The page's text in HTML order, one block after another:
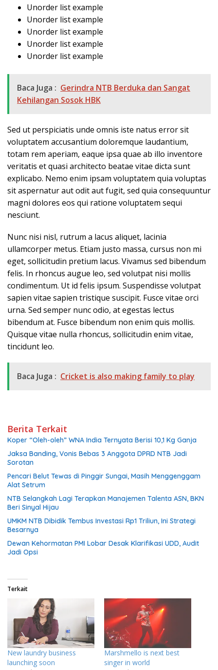
Unorder list example
Unorder list example
Unorder list example
Unorder list example
Unorder list example
Baca Juga : Gerindra NTB Berduka dan Sangat
Kehilangan Sosok HBK
Sed ut perspiciatis unde omnis iste natus error sit
voluptatem accusantium doloremque laudantium,
totam rem aperiam, eaque ipsa quae ab illo inventore
veritatis et quasi architecto beatae vitae dicta sunt
explicabo. Nemo enim ipsam voluptatem quia voluptas
sit aspernatur aut odit aut fugit, sed quia consequuntur
magni dolores eos qui ratione voluptatem sequi
nesciunt.
Nunc nisi nisl, rutrum a lacus aliquet, lacinia
ullamcorper metus. Etiam justo massa, cursus non mi
eget, sollicitudin pretium lacus. Vivamus sed bibendum
felis. In rhoncus augue leo, sed volutpat nisi mollis
condimentum. Ut id felis ipsum. Suspendisse volutpat
sapien vitae sapien tristique suscipit. Fusce vitae orci
urna. Sed semper nunc odio, at egestas lectus
bibendum at. Fusce bibendum non enim quis mollis.
Quisque vitae nulla rhoncus, sollicitudin enim vitae,
tincidunt leo.
Baca Juga : Cricket is also making family to play
Berita Terkait
Koper “Oleh-oleh” WNA India Ternyata Berisi 10,1 Kg Ganja
Jaksa Banding, Vonis Bebas 3 Anggota DPRD NTB Jadi
Sorotan
Pencari Belut Tewas di Pinggir Sungai, Masih Menggenggam
Alat Setrum
NTB Selangkah Lagi Terapkan Manajemen Talenta ASN, BKN
Beri Sinyal Hijau
UMKM NTB Dibidik Tembus Investasi Rp1 Triliun, Ini Strategi
Besarnya
Dewan Kehormatan PMI Lobar Desak Klarifikasi UDD, Audit
Jadi Opsi
Terkait
New laundry business
launching soon
Marshmello is next best
singer in world